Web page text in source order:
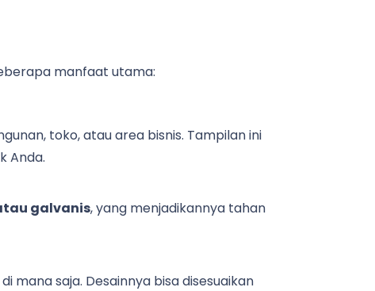
manfaat utama:
toko, atau area bisnis. Tampilan ini
Anda.
galvanis, yang menjadikannya tahan
mana saja. Desainnya bisa disesuaikan